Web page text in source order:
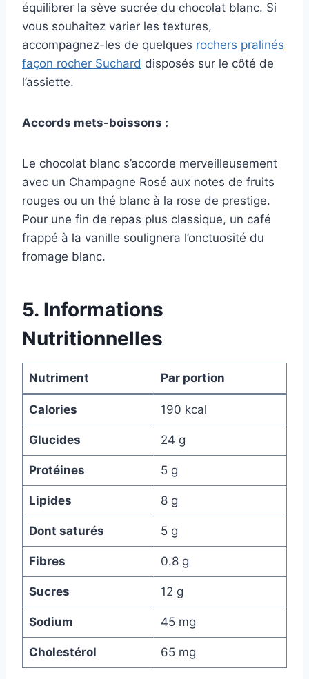
équilibrer la sève sucrée du chocolat blanc. Si
vous souhaitez varier les textures,
accompagnez-les de quelques rochers pralinés
façon rocher Suchard disposés sur le côté de
l’assiette.
Accords mets-boissons :
Le chocolat blanc s’accorde merveilleusement
avec un Champagne Rosé aux notes de fruits
rouges ou un thé blanc à la rose de prestige.
Pour une fin de repas plus classique, un café
frappé à la vanille soulignera l’onctuosité du
fromage blanc.
5. Informations
Nutritionnelles
Nutriment Par portion
Calories 190 kcal
Glucides 24 g
Protéines 5 g
Lipides 8 g
Dont saturés 5 g
Fibres 0.8 g
Sucres 12 g
Sodium 45 mg
Cholestérol 65 mg